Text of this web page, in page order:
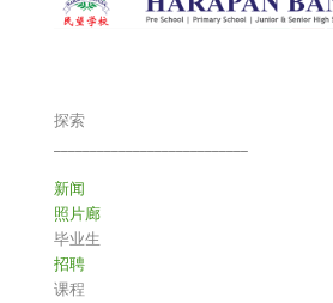
探索
新闻
照片廊
毕业生
招聘
课程